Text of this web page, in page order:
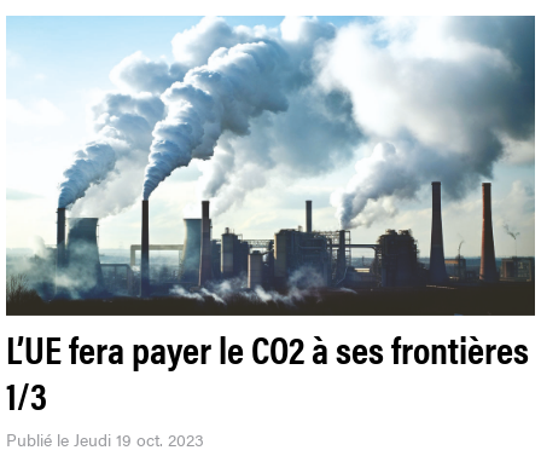
L’UE fera payer le CO2 à ses frontières
1/3
Publié le Jeudi 19 oct. 2023